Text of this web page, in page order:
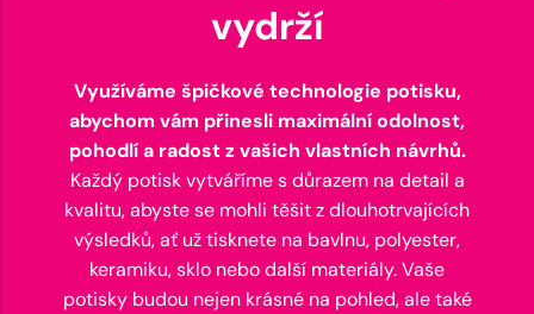
vydrží
Využíváme špičkové technologie potisku,
abychom vám přinesli maximální odolnost,
pohodlí a radost z vašich vlastních návrhů.
Každý potisk vytváříme s důrazem na detail a
kvalitu, abyste se mohli těšit z dlouhotrvajících
výsledků, ať už tisknete na bavlnu, polyester,
keramiku, sklo nebo další materiály. Vaše
potisky budou nejen krásné na pohled, ale také